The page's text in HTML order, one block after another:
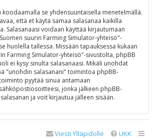
koodaamalla se yhdensuuntaisella menetelmällä.
että et käytä samaa salasanaa kaikilla
Salasanaasi voidaan käyttää kirjautumaan
suurin Farming Simulator-yhteisö"-
huolella tallessa. Missään tapauksessa kukaan
Farming Simulator-yhteisö"-sivustolta, phpBB
ei kysy sinulta salasanaasi. Mikäli unohdat
"unohdin salasanani" toimintoa phpBB-
pyytää sinua antamaan
jonka jälkeen phpBB-
ja voit kirjautua jälleen sisään.
UKK
Viesti Ylläpidolle